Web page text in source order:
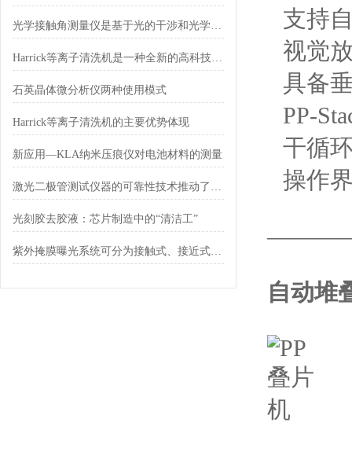
光学接触角测量仪是基于光的干涉和光学成像原理设计的
Harrick等离子清洗机是一种全新的高科技技术
石英晶体微分析仪两种使用模式
Harrick等离子清洗机的主要优势体现
新应用—KLA纳米压痕仪对电池材料的测量
激光二极管测试仪器的可靠性技术推动了行业的发展
光刻胶去胶液：芯片制造中的“清洁工”
紫外掩膜曝光系统可分为接触式、接近式和投影式三种
支持
视觉
具备
PP-
干循
操作
自动堆